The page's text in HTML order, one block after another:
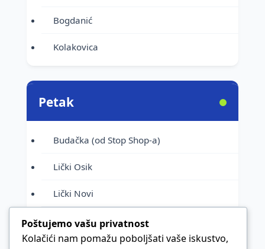
Bogdanić
Kolakovica
Petak
Budačka (od Stop Shop-a)
Lički Osik
Lički Novi
Urije
Novoselije
Poštujemo vašu privatnost
Kolačići nam pomažu poboljšati vaše iskustvo,